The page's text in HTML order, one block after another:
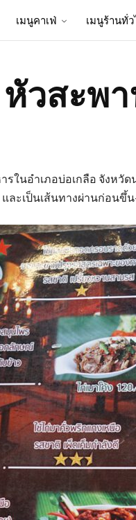
เมนูคาเฟ่ เมนูร้านทั่
หัวสะพ
รในอำเภอบ่อเกลือ จังหวั
ละเป็นเส้นทางผ่านก่อน